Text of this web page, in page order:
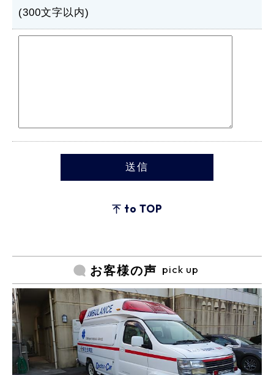
(300文字以内)
to TOP
お客様の声 pick up